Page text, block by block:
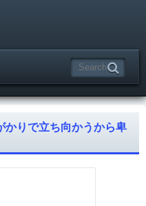
かりで立ち向かうから卑